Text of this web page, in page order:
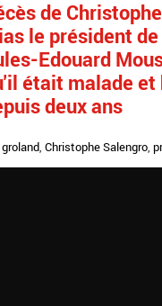
de
le président
Edouard
était malade
deux ans
groland,Christophe Salengro,